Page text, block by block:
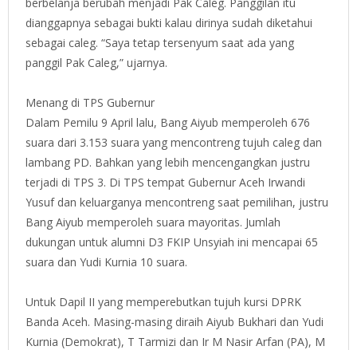
dianggapnya sebagai bukti kalau dirinya sudah diketahui
sebagai caleg. “Saya tetap tersenyum saat ada yang
panggil Pak Caleg,” ujarnya.
Menang di TPS Gubernur
Dalam Pemilu 9 April lalu, Bang Aiyub memperoleh 676
suara dari 3.153 suara yang mencontreng tujuh caleg dan
lambang PD. Bahkan yang lebih mencengangkan justru
terjadi di TPS 3. Di TPS tempat Gubernur Aceh Irwandi
Yusuf dan keluarganya mencontreng saat pemilihan, justru
Bang Aiyub memperoleh suara mayoritas. Jumlah
dukungan untuk alumni D3 FKIP Unsyiah ini mencapai 65
suara dan Yudi Kurnia 10 suara.
Untuk Dapil II yang memperebutkan tujuh kursi DPRK
Banda Aceh. Masing-masing diraih Aiyub Bukhari dan Yudi
Kurnia (Demokrat), T Tarmizi dan Ir M Nasir Arfan (PA), M